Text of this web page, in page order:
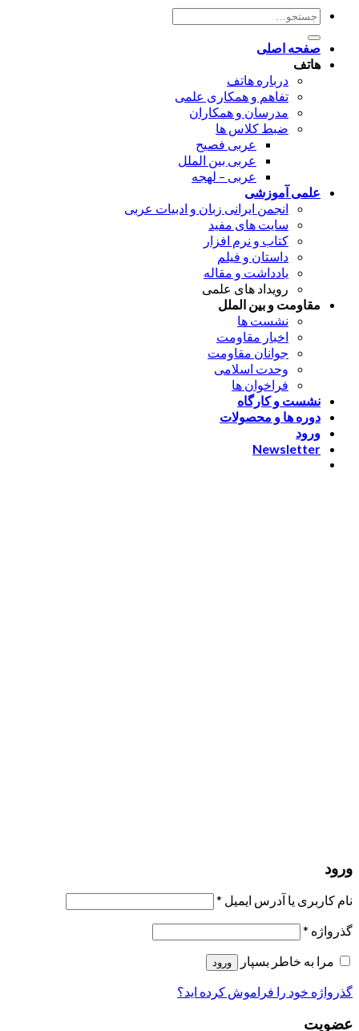
جستجو
برای:
صفحه اصلی
هاتف
درباره هاتف
تفاهم و همکاری علمی
مدرسان و همکاران
ضبط کلاس ها
عربی فصیح
عربی بین الملل
عربی – لهجه
علمی آموزشی
انجمن ایرانی زبان و ادبیات عربی
سایت های مفید
کتاب و نرم افزار
داستان و فیلم
یادداشت و مقاله
رویداد های علمی
مقاومت و بین الملل
نشست ها
اخبار مقاومت
جوانان مقاومت
وحدت اسلامی
فراخوان ها
نشست و کارگاه
دوره ها و محصولات
ورود
Newsletter
ورود
نام کاربری یا آدرس ایمیل *
گذرواژه *
مرا به خاطر بسپار
ورود
گذرواژه خود را فراموش کرده اید؟
عضویت